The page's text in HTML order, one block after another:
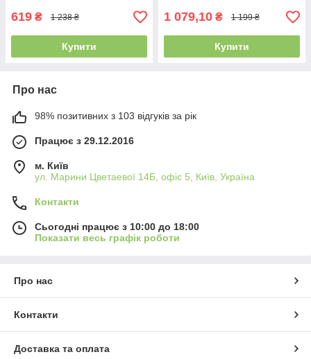
619 ₴ 1 238 ₴
Купити
1 079,10 ₴ 1 199 ₴
Купити
Про нас
98% позитивних з 103 відгуків за рік
Працює з 29.12.2016
м. Київ
ул. Марини Цветаевої 14Б, офіс 5, Київ, Україна
Контакти
Сьогодні працює з 10:00 до 18:00
Показати весь графік роботи
Про нас
Контакти
Доставка та оплата